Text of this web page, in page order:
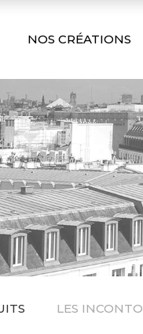
NOS CRÉATIONS
LES